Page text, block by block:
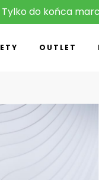
Tylko do końca
OUTLET